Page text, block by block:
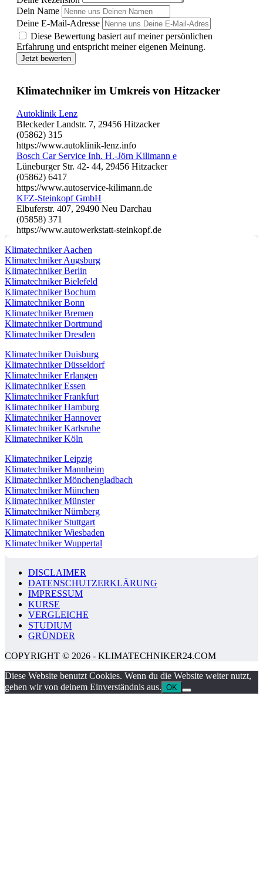
Dein Name
Deine E-Mail-Adresse
Diese Bewertung basiert auf meiner persönlichen
Erfahrung und entspricht meiner eigenen Meinung.
Jetzt bewerten
Klimatechniker im Umkreis von Hitzacker
Autoklinik Lenz
Bleckeder Landstr. 7, 29456 Hitzacker
(05862) 315
https://www.autoklinik-lenz.info
Bosch Car Service Inh. H.-Jörn Kilimann e
Lüneburger Str. 42- 44, 29456 Hitzacker
(05862) 6417
https://www.autoservice-kilimann.de
KFZ-Steinkopf GmbH
Elbuferstr. 407, 29490 Neu Darchau
(05858) 371
https://www.autowerkstatt-steinkopf.de
Klimatechniker Aachen
Klimatechniker Augsburg
Klimatechniker Berlin
Klimatechniker Bielefeld
Klimatechniker Bochum
Klimatechniker Bonn
Klimatechniker Bremen
Klimatechniker Dortmund
Klimatechniker Dresden
Klimatechniker Duisburg
Klimatechniker Düsseldorf
Klimatechniker Erlangen
Klimatechniker Essen
Klimatechniker Frankfurt
Klimatechniker Hamburg
Klimatechniker Hannover
Klimatechniker Karlsruhe
Klimatechniker Köln
Klimatechniker Leipzig
Klimatechniker Mannheim
Klimatechniker Mönchengladbach
Klimatechniker München
Klimatechniker Münster
Klimatechniker Nürnberg
Klimatechniker Stuttgart
Klimatechniker Wiesbaden
Klimatechniker Wuppertal
DISCLAIMER
DATENSCHUTZERKLÄRUNG
IMPRESSUM
KURSE
VERGLEICHE
STUDIUM
GRÜNDER
COPYRIGHT © 2026 - KLIMATECHNIKER24.COM
Diese Website benutzt Cookies. Wenn du die Website weiter nutzt,
gehen wir von deinem Einverständnis aus. OK